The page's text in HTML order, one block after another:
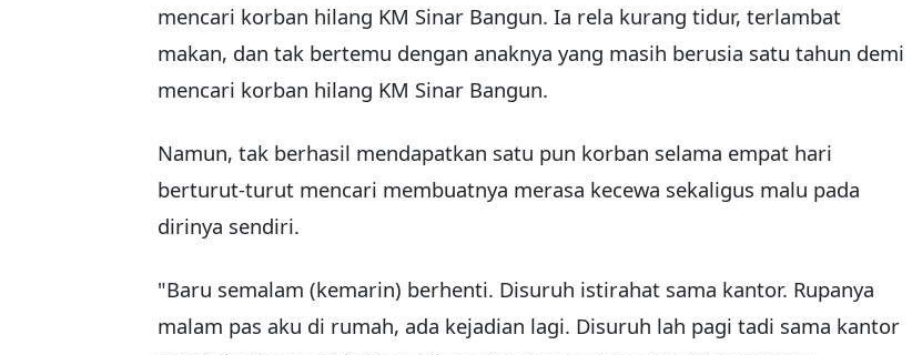
mencari korban hilang KM Sinar Bangun. Ia rela kurang tidur, terlambat
makan, dan tak bertemu dengan anaknya yang masih berusia satu tahun demi
mencari korban hilang KM Sinar Bangun.
Namun, tak berhasil mendapatkan satu pun korban selama empat hari
berturut-turut mencari membuatnya merasa kecewa sekaligus malu pada
dirinya sendiri.
"Baru semalam (kemarin) berhenti. Disuruh istirahat sama kantor. Rupanya
malam pas aku di rumah, ada kejadian lagi. Disuruh lah pagi tadi sama kantor